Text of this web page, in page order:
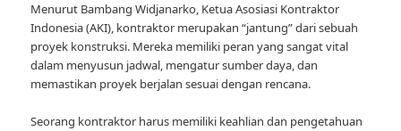
Menurut Bambang Widjanarko, Ketua Asosiasi Kontraktor
Indonesia (AKI), kontraktor merupakan “jantung” dari sebuah
proyek konstruksi. Mereka memiliki peran yang sangat vital
dalam menyusun jadwal, mengatur sumber daya, dan
memastikan proyek berjalan sesuai dengan rencana.
Seorang kontraktor harus memiliki keahlian dan pengetahuan